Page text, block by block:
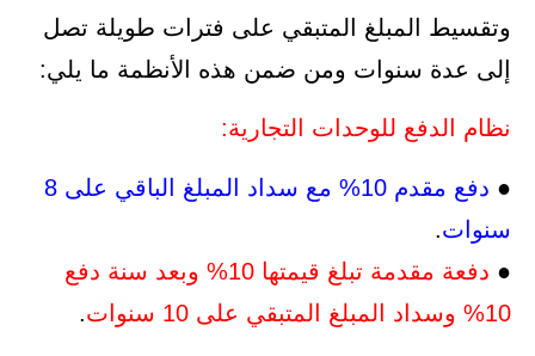
وتقسيط المبلغ المتبقي على فترات طويلة تصل
إلى عدة سنوات ومن ضمن هذه الأنظمة ما يلي:
نظام الدفع للوحدات التجارية:
●
دفع مقدم 10% مع سداد المبلغ الباقي على 8
سنوات.
●
دفعة مقدمة تبلغ قيمتها 10% وبعد سنة دفع
10% وسداد المبلغ المتبقي على 10 سنوات
.